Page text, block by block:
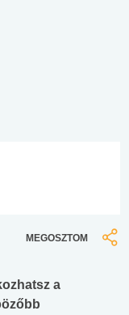
MEGOSZTOM
a